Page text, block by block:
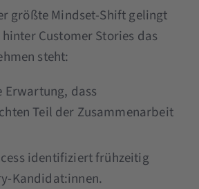
größte Mindset-Shift gelingt
Customer Stories das
steht:
Erwartung, dass
Teil der Zusammenarbeit
identifiziert frühzeitig
Kandidat:innen.